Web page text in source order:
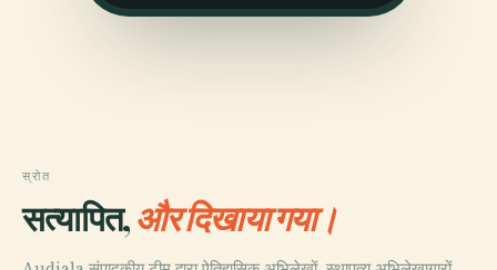
स्रोत
सत्यापित,और दिखाया गया।